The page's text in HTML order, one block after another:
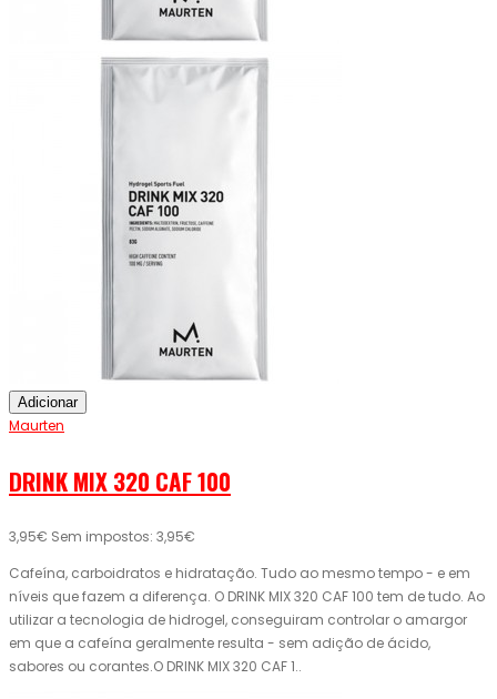
Adicionar
Maurten
DRINK MIX 320 CAF 100
3,95€ Sem impostos: 3,95€
Cafeína, carboidratos e hidratação. Tudo ao mesmo tempo - e em
níveis que fazem a diferença. O DRINK MIX 320 CAF 100 tem de tudo. Ao
utilizar a tecnologia de hidrogel, conseguiram controlar o amargor
em que a cafeína geralmente resulta - sem adição de ácido,
sabores ou corantes.O DRINK MIX 320 CAF 1..